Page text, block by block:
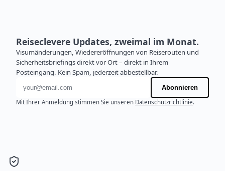
Reiseclevere Updates, zweimal im Monat.
Visumänderungen, Wiedereröffnungen von Reiserouten und
Sicherheitsbriefings direkt vor Ort – direkt in Ihrem
Posteingang. Kein Spam, jederzeit abbestellbar.
E-Mail-Adresse
Abonnieren
Mit Ihrer Anmeldung stimmen Sie unseren Datenschutzrichtlinie.